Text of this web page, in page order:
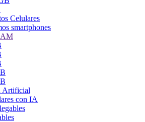
Celulares
smartphones
Artificial
con IA